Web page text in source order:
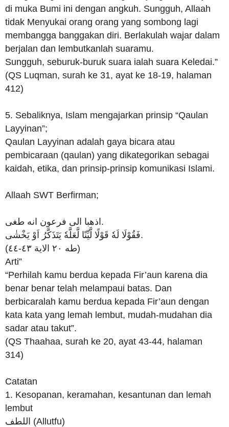
di muka Bumi ini dengan angkuh. Sungguh, Allaah
tidak Menyukai orang orang yang sombong lagi
membangga banggakan diri. Berlakulah wajar dalam
berjalan dan lembutkanlah suaramu.
Sungguh, seburuk-buruk suara ialah suara Keledai.”
(QS Luqman, surah ke 31, ayat ke 18-19, halaman
412)
5. Sebaliknya, Islam mengajarkan prinsip “Qaulan
Layyinan”;
Qaulan Layyinan adalah gaya bicara atau
pembicaraan (qaulan) yang dikategorikan sebagai
kaidah, etika, dan prinsip-prinsip komunikasi Islami.
Allaah SWT Berfirman;
اذهبا الى فرعون انه طغى.
فَقُوْلَا لَهٗ قَوْلًا لَّيِّنًا لَّعَلَّهٗ يَتَذَكَّرُ اَوْ يَخْشٰى.
(طه ٢٠ الاية ٤٣-٤٤)
Arti”
“Perhilah kamu berdua kepada Fir’aun karena dia
benar benar telah melampaui batas. Dan
berbicaralah kamu berdua kepada Fir’aun dengan
kata kata yang lemah lembut, mudah-mudahan dia
sadar atau takut”.
(QS Thaahaa, surah ke 20, ayat 43-44, halaman
314)
Catatan
1. Kesopanan, keramahan, kesantunan dan lemah
lembut
اللطف (Allutfu)